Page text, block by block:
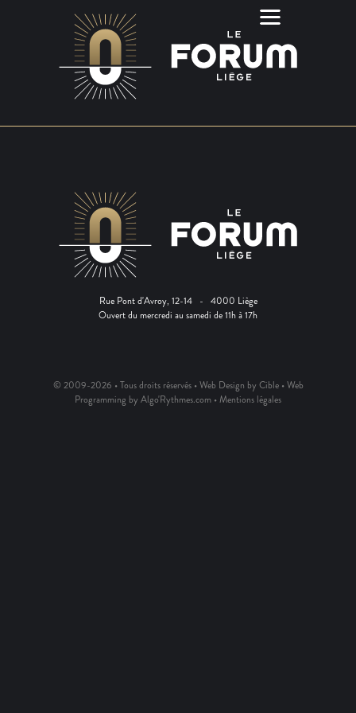
Rue Pont d'Avroy, 12-14 - 4000 Liège
Ouvert du mercredi au samedi de 11h à 17h
© 2009-2026 • Tous droits réservés • Web Design by Cible • Web
Programming by Algo'Rythmes.com •Mentions légales